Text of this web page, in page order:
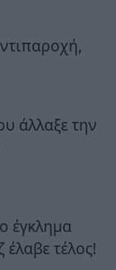
άλλαξε την
έγκλημα
έλαβε τέλος!